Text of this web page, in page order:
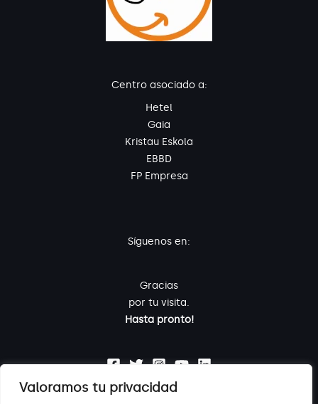
Valoramos tu privacidad
Centro asociado a:
Hetel
Gaia
Kristau Eskola
EBBD
FP Empresa
Síguenos en:
Gracias
por tu visita.
Hasta pronto!